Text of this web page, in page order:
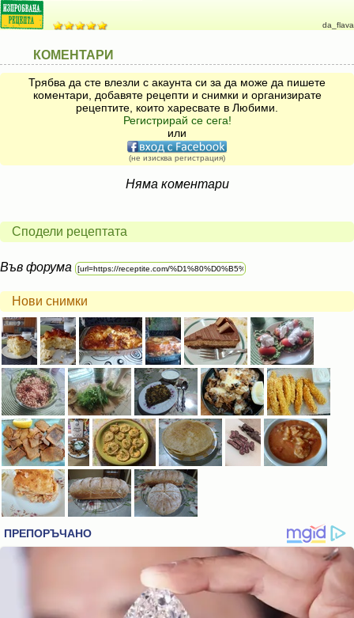
da_flava
КОМЕНТАРИ
Трябва да сте влезли с акаунта си за да може да пишете
коментари, добавяте рецепти и снимки и организирате
рецептите, които харесвате в Любими.
Регистрирай се сега!
или
(не изисква регистрация)
Няма коментари
Сподели рецептата
Във форума
Нови снимки